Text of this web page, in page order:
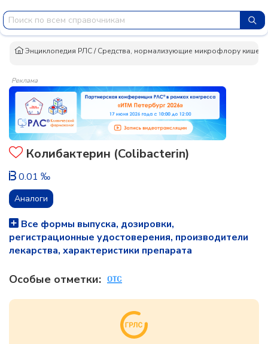
Энциклопедия РЛС/Средства, нормализующие микрофлору
Реклама
Колибактерин (Colibacterin)
0.01 ‰
Аналоги
Все формы выпуска, дозировки,
регистрационные удостоверения, производители
лекарства, характеристики препарата
Особые отметки: